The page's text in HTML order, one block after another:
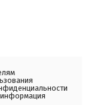
информация